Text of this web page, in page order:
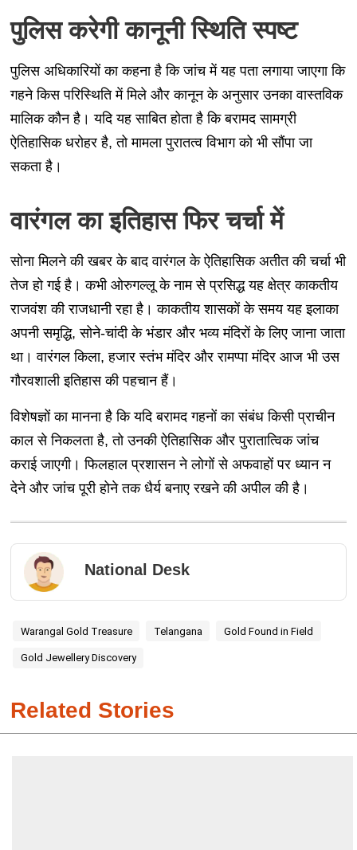
पुलिस करेगी कानूनी स्थिति स्पष्ट
पुलिस अधिकारियों का कहना है कि जांच में यह पता लगाया जाएगा कि
गहने किस परिस्थिति में मिले और कानून के अनुसार उनका वास्तविक
मालिक कौन है। यदि यह साबित होता है कि बरामद सामग्री
ऐतिहासिक धरोहर है, तो मामला पुरातत्व विभाग को भी सौंपा जा
सकता है।
वारंगल का इतिहास फिर चर्चा में
सोना मिलने की खबर के बाद वारंगल के ऐतिहासिक अतीत की चर्चा भी
तेज हो गई है। कभी ओरुगल्लू के नाम से प्रसिद्ध यह क्षेत्र काकतीय
राजवंश की राजधानी रहा है। काकतीय शासकों के समय यह इलाका
अपनी समृद्धि, सोने-चांदी के भंडार और भव्य मंदिरों के लिए जाना जाता
था। वारंगल किला, हजार स्तंभ मंदिर और रामप्पा मंदिर आज भी उस
गौरवशाली इतिहास की पहचान हैं।
विशेषज्ञों का मानना है कि यदि बरामद गहनों का संबंध किसी प्राचीन
काल से निकलता है, तो उनकी ऐतिहासिक और पुरातात्विक जांच
कराई जाएगी। फिलहाल प्रशासन ने लोगों से अफवाहों पर ध्यान न
देने और जांच पूरी होने तक धैर्य बनाए रखने की अपील की है।
National Desk
Warangal Gold Treasure Telangana Gold Found in Field
Gold Jewellery Discovery
Related Stories